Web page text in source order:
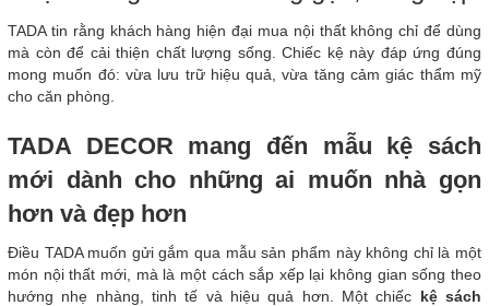
TADA tin rằng khách hàng hiện đại mua nội thất không chỉ để dùng
mà còn để cải thiện chất lượng sống. Chiếc kệ này đáp ứng đúng
mong muốn đó: vừa lưu trữ hiệu quả, vừa tăng cảm giác thẩm mỹ
cho căn phòng.
TADA DECOR mang đến mẫu kệ sách
mới dành cho những ai muốn nhà gọn
hơn và đẹp hơn
Điều TADA muốn gửi gắm qua mẫu sản phẩm này không chỉ là một
món nội thất mới, mà là một cách sắp xếp lại không gian sống theo
hướng nhẹ nhàng, tinh tế và hiệu quả hơn. Một chiếc kệ sách